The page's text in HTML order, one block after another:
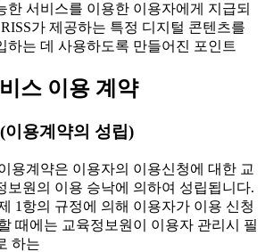
한 서비스를 이용한 이용자에게 지급되
가 제공하는 특정 디지털 콘텐츠를
하는 데 사용하도록 만들어진 포인트
스 이용 계약
이용계약의 성립)
용계약은 이용자의 이용신청에 대한 교
보원의 이용 승낙에 의하여 성립됩니다.
1항의 규정에 의해 이용자가 이용 신청
때에는 교육정보원이 이용자 관리시 필
하는